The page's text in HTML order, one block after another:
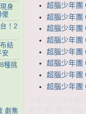
超腦少年團
超腦少年團
超腦少年團
超腦少年團
超腦少年團
超腦少年團
超腦少年團
超腦少年團
身
傻
！2
結
安
種挑
劇集